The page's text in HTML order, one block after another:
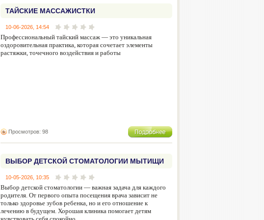
ТАЙСКИЕ МАССАЖИСТКИ
10-06-2026, 14:54
Профессиональный тайский массаж — это уникальная
оздоровительная практика, которая сочетает элементы
растяжки, точечного воздействия и работы
Просмотров: 98
ВЫБОР ДЕТСКОЙ СТОМАТОЛОГИИ МЫТИЩИ
10-05-2026, 10:35
Выбор детской стоматологии — важная задача для каждого
родителя. От первого опыта посещения врача зависит не
только здоровье зубов ребенка, но и его отношение к
лечению в будущем. Хорошая клиника помогает детям